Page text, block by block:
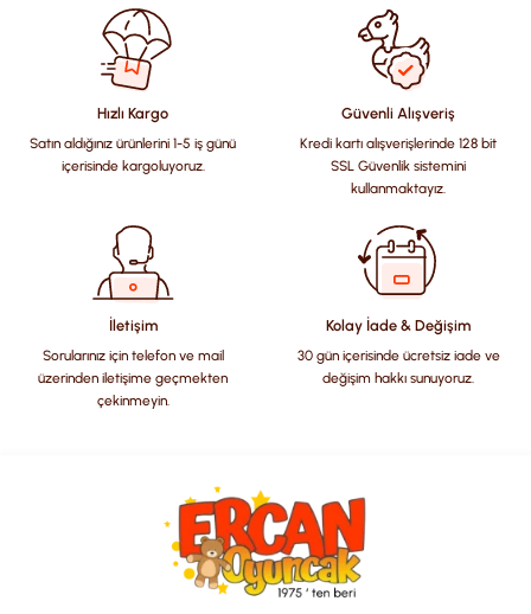
konularda yetersiz gördüğünüz noktaları öneri formunu
kullanarak tarafımıza iletebilirsiniz.
Görüş ve önerileriniz için teşekkür ederiz.
Ürün resmi kalitesiz, bozuk veya görüntülenemiyor.
Ürün açıklamasında eksik bilgiler bulunuyor.
Ürün bilgilerinde hatalar bulunuyor.
Ürün fiyatı diğer sitelerden daha pahalı.
Bu ürüne benzer farklı alternatifler olmalı.
Hızlı Kargo
Satın aldığınız ürünlerini 1-5 iş günü
içerisinde kargoluyoruz.
Güvenli Alışveriş
Kredi kartı alışverişlerinde 128 bit
SSL Güvenlik sistemini
kullanmaktayız.
İletişim
Sorularınız için telefon ve mail
üzerinden iletişime geçmekten
çekinmeyin.
Kolay İade & Değişim
30 gün içerisinde ücretsiz iade ve
değişim hakkı sunuyoruz.